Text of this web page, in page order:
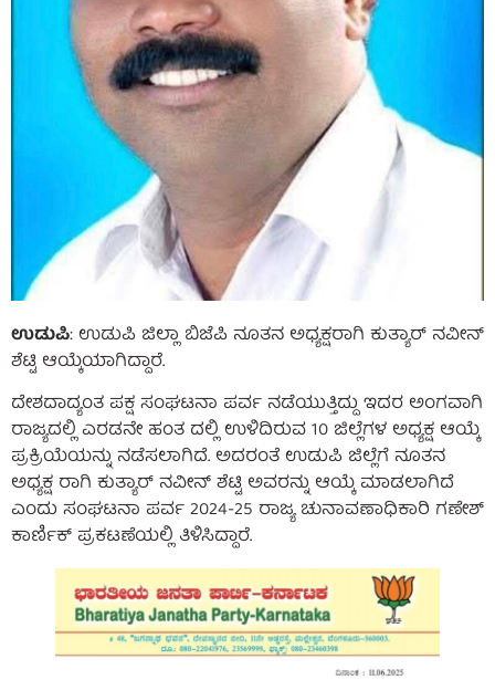
ಉಡುಪಿ: ಉಡುಪಿ ಜಿಲ್ಲಾ ಬಿಜೆಪಿ ನೂತನ ಅಧ್ಯಕ್ಷರಾಗಿ ಕುತ್ಯಾರ್ ನವೀನ್
ಶೆಟ್ಟಿ ಆಯ್ಕೆಯಾಗಿದ್ದಾರೆ.
ದೇಶದಾದ್ಯಂತ ಪಕ್ಷ ಸಂಘಟನಾ ಪರ್ವ ನಡೆಯುತ್ತಿದ್ದು ಇದರ ಅಂಗವಾಗಿ
ರಾಜ್ಯದಲ್ಲಿ ಎರಡನೇ ಹಂತ ದಲ್ಲಿ ಉಳಿದಿರುವ 10 ಜಿಲ್ಲೆಗಳ ಅಧ್ಯಕ್ಷ ಆಯ್ಕೆ
ಪ್ರಕ್ರಿಯೆಯನ್ನು ನಡೆಸಲಾಗಿದೆ. ಅದರಂತೆ ಉಡುಪಿ ಜಿಲ್ಲೆಗೆ ನೂತನ
ಅಧ್ಯಕ್ಷ ರಾಗಿ ಕುತ್ಯಾರ್ ನವೀನ್ ಶೆಟ್ಟಿ ಅವರನ್ನು ಆಯ್ಕೆ ಮಾಡಲಾಗಿದೆ
ಎಂದು ಸಂಘಟನಾ ಪರ್ವ 2024-25 ರಾಜ್ಯ ಚುನಾವಣಾಧಿಕಾರಿ ಗಣೇಶ್
ಕಾರ್ಣಿಕ್ ಪ್ರಕಟಣೆಯಲ್ಲಿ ತಿಳಿಸಿದ್ದಾರೆ.